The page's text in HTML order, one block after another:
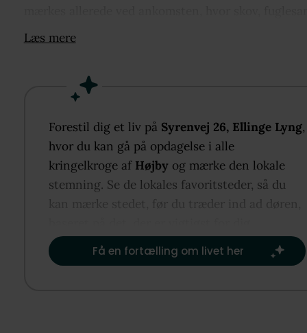
og den friske luft ved Sejerø Bugten sætter
udgang til terrasserne samt tre værelser og to
Udenfor omkranses huset af flere terrasser med
sol og skygge, en stor naturgrund på 2.598 m²,
fritliggende garage og gæsteanneks. I bor i et
sommerhusområde ca. 500 meter fra Sejerø
tæt på Vig med indkøb og nem adgang til
Læs mere
Forestil dig et liv på Syrenvej 26, Ellinge Lyng,
hvor du kan gå på opdagelse i alle
kringelkroge af Højby og mærke den lokale
stemning. Se de lokales favoritsteder, så du
kan mærke stedet, før du træder ind ad døren,
Få en fortælling om livet her